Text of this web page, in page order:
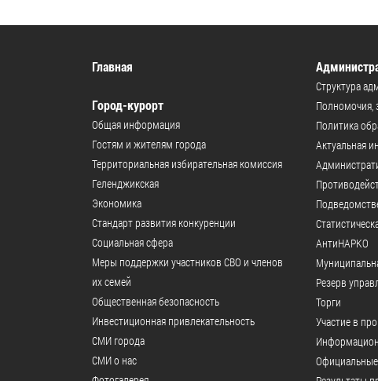
Главная
Город-курорт
Общая информация
Гостям и жителям города
Территориальная избирательная комиссия
Геленджикcкая
Экономика
Стандарт развития конкуренции
Социальная сфера
Меры поддержки участников СВО и членов
их семей
Общественная безопасность
Инвестиционная привлекательность
СМИ города
СМИ о нас
Структура
Полномочия,
Политика
Актуальная
АнтиНАРКО
Резерв
Торги
Участие в